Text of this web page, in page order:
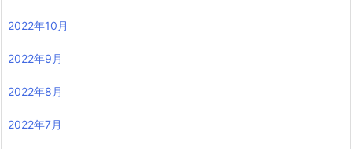
2022年10月
2022年9月
2022年8月
2022年7月